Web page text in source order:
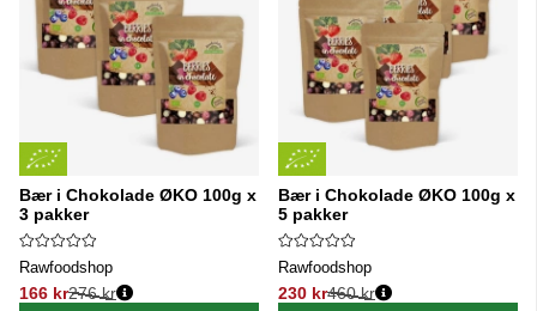
Bær i Chokolade ØKO 100g x
3 pakker
Rawfoodshop
166 kr
Normalpris:
276 kr
Bær i Chokolade ØKO 100g x
5 pakker
Rawfoodshop
230 kr
Normalpris:
460 kr